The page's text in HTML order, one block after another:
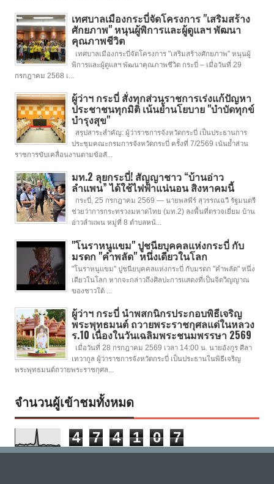
เทศบาลเมืองกระบี่จัดโครงการ "เสริมสร้าง
ศักยภาพ" หนุนผู้พิการและผู้ดูแลฯ พัฒนา
คุณภาพชีวิต
เทศบาลเมืองกระบี่จัดโครงการ "เสริมสร้างศักยภาพ" หนุนผู้
พิการและผู้ดูแลฯ พัฒนาคุณภาพชีวิต กระบี่ – เมื่อวันที่ 29
กรกฎาคม 2568 เ...
ผู้ว่าฯ กระบี่ สั่งทุกส่วนราชการเร่งแก้ปัญหา
ประชาชนทุกมิติ เน้นย้ำนโยบาย "บำบัดทุกข์
บำรุงสุข"
สรุปสาระสำคัญ: ผู้ว่าราชการจังหวัดกระบี่ เป็นประธานการ
ประชุมคณะกรมการจังหวัดกระบี่ ครั้งที่ 7/2569 เน้นย้ำส่วน
ราชการขับเคลื่อนงานตามข้อสั...
มท.2 ลุยกระบี่! สัญญาชาว “บ้านอ่าว
ลำแพน” ได้ใช้ไฟฟ้าแน่นอน สิงหาคมนี้
กระบี่, 25 กรกฎาคม 2569 — นายพลพีร์ สุวรรณฉวี รัฐมนตรี
ช่วยว่าการกระทรวงมหาดไทย (มท.2) ลงพื้นที่ตรวจเยี่ยม บ้าน
อ่าวลำแพน หมู่ที่ 8 ตำบลหน้...
"โนราหนูแขม" ปูชนียบุคคลแห่งกระบี่ กับ
มรดก "คำพลัด" หนึ่งเดียวในโลก
"โนราหนูแขม" ปูชนียบุคคลแห่งกระบี่ กับมรดก "คำพลัด" หนึ่ง
เดียวในโลก หากจะกล่าวถึงศิลปะการแสดงที่เป็นจิตวิญญาณ
ของชาวใต้ ...
ผู้ว่าฯ กระบี่ นำพสกนิกรประกอบพิธีเจริญ
พระพุทธมนต์ ถวายพระราชกุศลแด่ในหลวง
ร.10 เนื่องในวันเฉลิมพระชนมพรรษา 2569
เมื่อวันที่ 28 กรกฎาคม 2569 เวลา 14:00 น. นายอังกูร ศีลา
เทวากูล ผู้ว่าราชการจังหวัดกระบี่ เป็นประธานในพิธีเจริญ
พระพุทธมนต์ถวายพระราชกุศล...
จำนวนผู้เข้าชมทั้งหมด
4 7 4 1 0 7